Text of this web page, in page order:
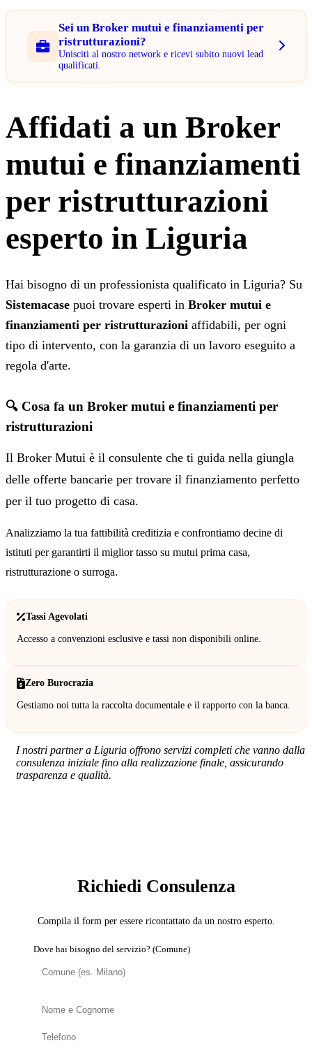
Sei un Broker mutui e finanziamenti per
ristrutturazioni?
Unisciti al nostro network e ricevi subito nuovi lead
qualificati.
Affidati a un Broker
mutui e finanziamenti
per ristrutturazioni
esperto in Liguria
Hai bisogno di un professionista qualificato in Liguria? Su
Sistemacase puoi trovare esperti in Broker mutui e
finanziamenti per ristrutturazioni affidabili, per ogni
tipo di intervento, con la garanzia di un lavoro eseguito a
regola d'arte.
🔍 Cosa fa un Broker mutui e finanziamenti per
ristrutturazioni
Il Broker Mutui è il consulente che ti guida nella giungla
delle offerte bancarie per trovare il finanziamento perfetto
per il tuo progetto di casa.
Analizziamo la tua fattibilità creditizia e confrontiamo decine di
istituti per garantirti il miglior tasso su mutui prima casa,
ristrutturazione o surroga.
Tassi Agevolati
Accesso a convenzioni esclusive e tassi non disponibili online.
Zero Burocrazia
Gestiamo noi tutta la raccolta documentale e il rapporto con la banca.
I nostri partner a Liguria offrono servizi completi che vanno dalla
consulenza iniziale fino alla realizzazione finale, assicurando
trasparenza e qualità.
Richiedi Consulenza
Compila il form per essere ricontattato da un nostro esperto.
Dove hai bisogno del servizio? (Comune)